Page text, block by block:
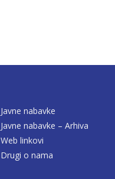
Javne nabavke
Javne nabavke – Arhiva
Web linkovi
Drugi o nama